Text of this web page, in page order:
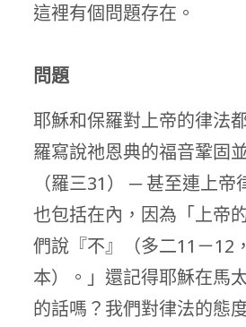
這裡有個問題存在。
問題
耶穌和保羅對上帝的律法
羅寫說祂恩典的福音鞏固
（羅三31） ─ 甚至連上
也包括在內，因為「上帝
們說『不』（多二11－12
本）。」還記得耶穌在馬
的話嗎？我們對律法的態